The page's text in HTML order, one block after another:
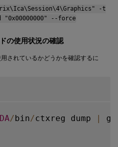
-t
d "0x00000000" --force
の使用状況の確認
されているかどうかを確認するに
/bin/ctxreg dump |